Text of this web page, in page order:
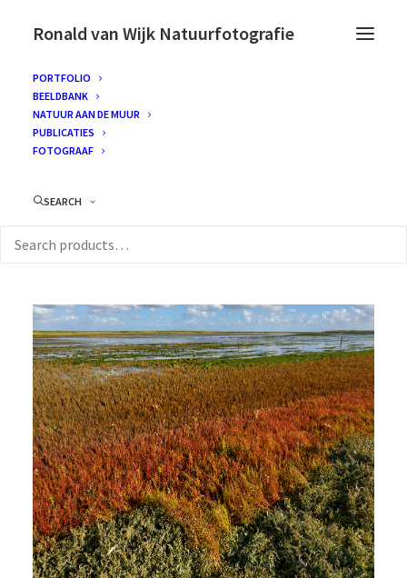
Ronald van Wijk Natuurfotografie
PORTFOLIO
BEELDBANK
NATUUR AAN DE MUUR
PUBLICATIES
FOTOGRAAF
SEARCH